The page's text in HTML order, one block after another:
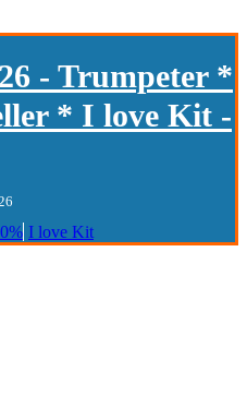
- Trumpeter *
* I love Kit -
I love Kit